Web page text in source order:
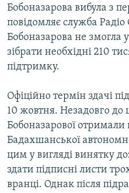
Усі сайти RFE/RL
Бобоназарова вибула з
повідомляє служба
Бобоназарова не змогла
зібрати необхідні 210
підтримку.
Офіційно термін здачі
10 жовтня. Незадовго до
Бобоназарової отримали
Бадахшанської
цим у вигляді винятку
здати підписні листи
вранці. Однак після